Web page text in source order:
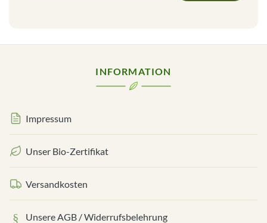
INFORMATION
Impressum
Unser Bio-Zertifikat
Versandkosten
Unsere AGB / Widerrufsbelehrung